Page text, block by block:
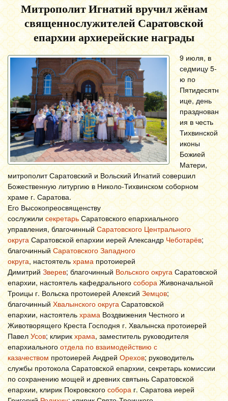
Митрополит Игнатий вручил жёнам
священнослужителей Саратовской
епархии архиерейские награды
9 июля, в
седмицу 5-
ю по
Пятидесятн
ице, день
празднован
ия в честь
Тихвинской
иконы
Божией
Матери,
митрополит Саратовский и Вольский Игнатий совершил
Божественную литургию в Николо-Тихвинском соборном
храме г. Саратова.
Его Высокопреосвященству
сослужили секретарь Саратовского епархиального
управления, благочинный Саратовского Центрального
округа Саратовской епархии иерей Александр Чеботарёв;
благочинный Саратовского Западного
округа, настоятель храма протоиерей
ДимитрийЗверев; благочинныйВольского округа Саратовской
епархии, настоятель кафедральногособораЖивоначальной
Троицы г. Вольска протоиерей Алексий Земцов;
благочинный Хвалынского округа Саратовской
епархии, настоятель храма Воздвижения Честного и
Животворящего Креста Господня г. Хвалынска протоиерей
Павел Усов; клирик храма, заместитель руководителя
епархиального отдела по взаимодействию с
казачеством протоиерей Андрей Орехов; руководитель
службы протокола Саратовской епархии, секретарь комиссии
по сохранению мощей и древних святынь Саратовской
епархии, клирик Покровского собораг. Саратова иерей